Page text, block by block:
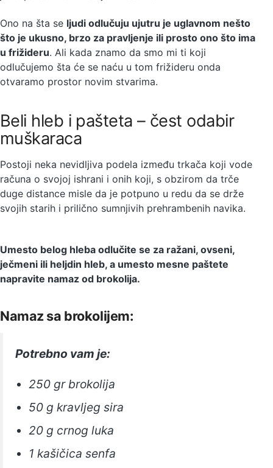
Ono na šta se ljudi odlučuju ujutru je uglavnom nešto
što je ukusno, brzo za pravljenje ili prosto ono što ima
u frižideru. Ali kada znamo da smo mi ti koji
odlučujemo šta će se naću u tom frižideru onda
otvaramo prostor novim stvarima.
Beli hleb i pašteta – čest odabir
muškaraca
Postoji neka nevidljiva podela između trkača koji vode
računa o svojoj ishrani i onih koji, s obzirom da trče
duge distance misle da je potpuno u redu da se drže
svojih starih i prilično sumnjivih prehrambenih navika.
Umesto belog hleba odlučite se za ražani, ovseni,
ječmeni ili heljdin hleb, a umesto mesne paštete
napravite namaz od brokolija.
Namaz sa brokolijem:
Potrebno vam je:
250 gr brokolija
50 g kravljeg sira
20 g crnog luka
1 kašičica senfa